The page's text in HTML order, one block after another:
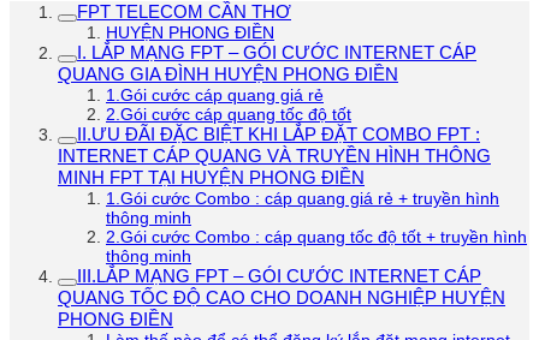
FPT TELECOM CẦN THƠ
HUYỆN PHONG ĐIỀN
I. LẮP MẠNG FPT – GÓI CƯỚC INTERNET CÁP
QUANG GIA ĐÌNH HUYỆN PHONG ĐIỀN
1.Gói cước cáp quang giá rẻ
2.Gói cước cáp quang tốc độ tốt
II.ƯU ĐÃI ĐẶC BIỆT KHI LẮP ĐẶT COMBO FPT :
INTERNET CÁP QUANG VÀ TRUYỀN HÌNH THÔNG
MINH FPT TẠI HUYỆN PHONG ĐIỀN
1.Gói cước Combo : cáp quang giá rẻ + truyền hình
thông minh
2.Gói cước Combo : cáp quang tốc độ tốt + truyền hình
thông minh
III.LẮP MẠNG FPT – GÓI CƯỚC INTERNET CÁP
QUANG TỐC ĐỘ CAO CHO DOANH NGHIỆP HUYỆN
PHONG ĐIỀN